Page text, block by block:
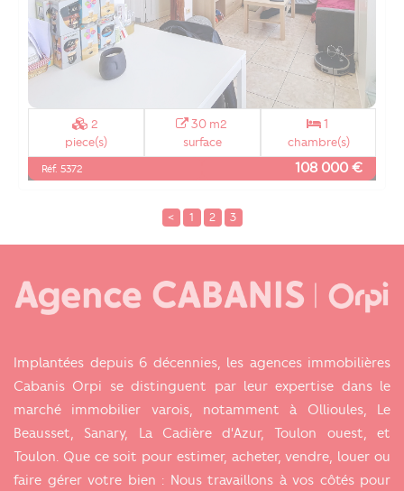
2
piece(s)
30 m2
surface
1
chambre(s)
Réf. 5372 108 000 €
< 1 2 3
Implantées depuis 6 décennies, les agences immobilières
Cabanis Orpi se distinguent par leur expertise dans le
marché immobilier varois, notamment à Ollioules, Le
Beausset, Sanary, La Cadière d'Azur, Toulon ouest, et
Toulon. Que ce soit pour estimer, acheter, vendre, louer ou
faire gérer votre bien : Nous travaillons à vos côtés pour